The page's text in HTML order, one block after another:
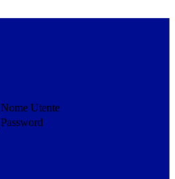
Nome Utente
Password